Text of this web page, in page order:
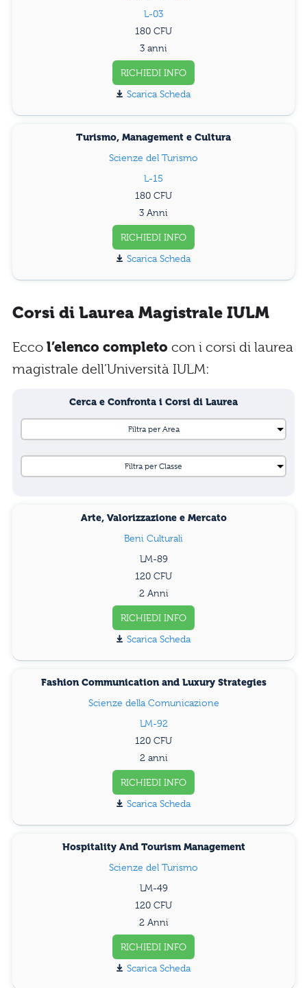
L-03
180
3 anni
RICHIEDI INFO
Scarica Scheda
Turismo, Management e Cultura
Scienze del Turismo
L-15
180
3 Anni
RICHIEDI INFO
Scarica Scheda
Corsi di Laurea Magistrale IULM
Ecco l’elenco completo con i corsi di laurea
magistrale dell’Università IULM:
Cerca e Confronta i Corsi di Laurea
Arte, Valorizzazione e Mercato
Beni Culturali
LM-89
120
2 Anni
RICHIEDI INFO
Scarica Scheda
Fashion Communication and Luxury Strategies
Scienze della Comunicazione
LM-92
120
2 anni
RICHIEDI INFO
Scarica Scheda
Hospitality And Tourism Management
Scienze del Turismo
LM-49
120
2 Anni
RICHIEDI INFO
Scarica Scheda